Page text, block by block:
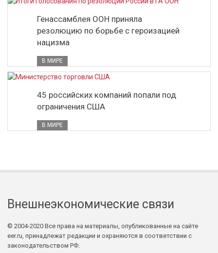
Генассамблея ООН приняла
резолюцию по борьбе с героизацией
нацизма
В МИРЕ
45 российских компаний попали под
ограничения США
В МИРЕ
Внешнеэкономические связи
© 2004-2020 Все права на материалы, опубликованные на сайте
eer.ru, принадлежат редакции и охраняются в соответствии с
законодательством РФ.